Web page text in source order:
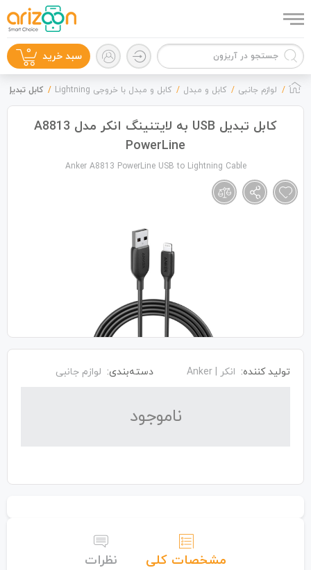
سبد خرید 0
لوازم جانبی کابل و مبدل کابل و مبدل با خروجی Lightning کابل تبدیل USB به لایتنینگ انکر مدل A8813 PowerLine
کابل تبدیل USB به لایتنینگ انکر مدل A8813
PowerLine
Anker A8813 PowerLine USB to Lightning Cable
تولید کننده: انکر | Anker دسته‌بندی: لوازم جانبی
نا‌موجود
مشخصات کلی
نظرات